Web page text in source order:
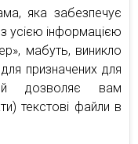
яка забезпечує
усією інформацією
мабуть, виникло
призначених для
дозволяє вам
текстові файли в